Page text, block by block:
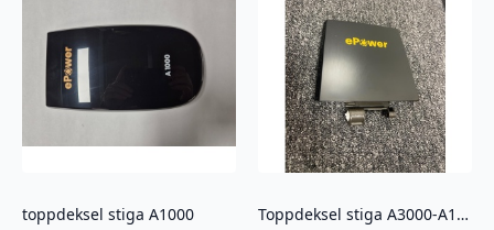
toppdeksel stiga A1000 Toppdeksel stiga A3000-A10000